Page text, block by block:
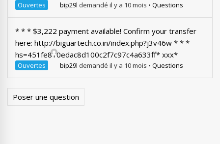
Ouvertes bip29l demandé il y a 10 mois • Questions
* * * $3,222 payment available! Confirm your transfer
here: http://biguartech.co.in/index.php?j3v46w * * *
hs=451fe810edac8d100c2f7c97c4a633ff* ххх*
Ouvertes bip29l demandé il y a 10 mois • Questions
Poser une question